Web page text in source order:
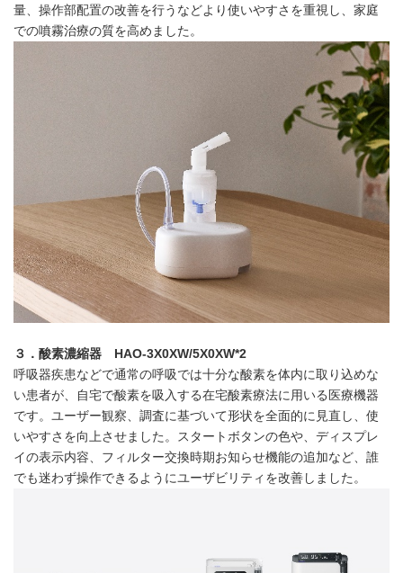
量、操作部配置の改善を行うなどより使いやすさを重視し、家庭
での噴霧治療の質を高めました。
３． 酸素濃縮器 HAO-3X0XW/5X0XW*2
呼吸器疾患などで通常の呼吸では十分な酸素を体内に取り込めな
い患者が、自宅で酸素を吸入する在宅酸素療法に用いる医療機器
です。ユーザー観察、調査に基づいて形状を全面的に見直し、使
いやすさを向上させました。スタートボタンの色や、ディスプレ
イの表示内容、フィルター交換時期お知らせ機能の追加など、誰
でも迷わず操作できるようにユーザビリティを改善しました。